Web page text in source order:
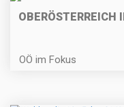
OBERÖSTERREICH
OÖ im Fokus